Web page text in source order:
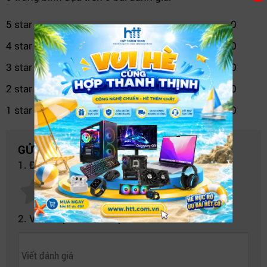
Nguồn điện sạch và ổn định cho thiết bị nhạy cảm.
5 star
0
4 star
0
3 star
0
2 star
0
1 star
0
GỬI NHẬN XÉT CỦA BẠN
1. Đánh giá của bạn về sản phẩm này:
2. Viết nhận xét của bạn vào bên dưới: